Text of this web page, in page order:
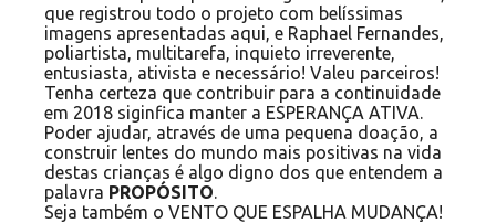
que registrou todo o projeto com belíssimas
imagens apresentadas aqui, e Raphael Fernandes,
poliartista, multitarefa, inquieto irreverente,
entusiasta, ativista e necessário! Valeu parceiros!
Tenha certeza que contribuir para a continuidade
em 2018 siginfica manter a ESPERANÇA ATIVA.
Poder ajudar, através de uma pequena doação, a
construir lentes do mundo mais positivas na vida
destas crianças é algo digno dos que entendem a
palavra PROPÓSITO.
Seja também o VENTO QUE ESPALHA MUDANÇA!